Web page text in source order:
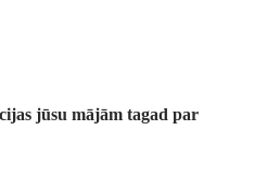
jūsu mājām tagad par